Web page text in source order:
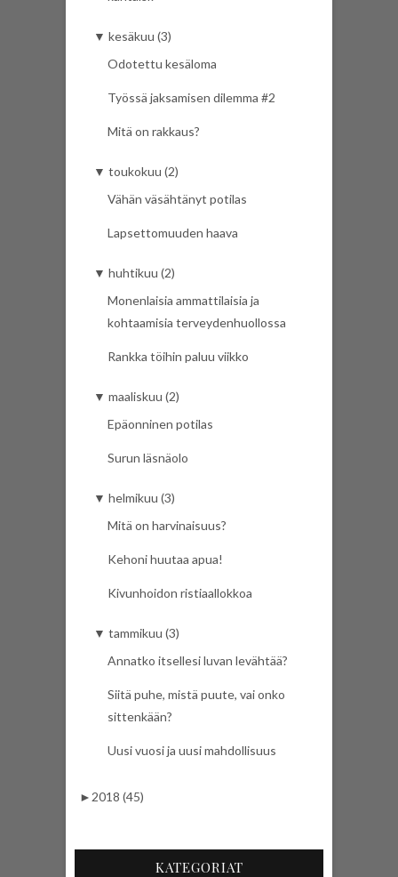
▼ kesäkuu (3)
Odotettu kesäloma
Työssä jaksamisen dilemma #2
Mitä on rakkaus?
▼ toukokuu (2)
Vähän väsähtänyt potilas
Lapsettomuuden haava
▼ huhtikuu (2)
Monenlaisia ammattilaisia ja
kohtaamisia terveydenhuollossa
Rankka töihin paluu viikko
▼ maaliskuu (2)
Epäonninen potilas
Surun läsnäolo
▼ helmikuu (3)
Mitä on harvinaisuus?
Kehoni huutaa apua!
Kivunhoidon ristiaallokkoa
▼ tammikuu (3)
Annatko itsellesi luvan levähtää?
Siitä puhe, mistä puute, vai onko
sittenkään?
Uusi vuosi ja uusi mahdollisuus
► 2018 (45)
KATEGORIAT